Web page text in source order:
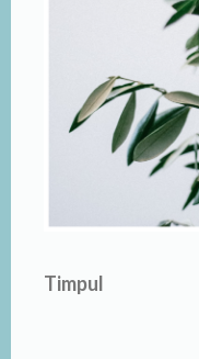
Timpul